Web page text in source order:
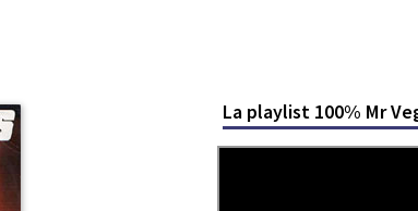
La playlist 100% Mr